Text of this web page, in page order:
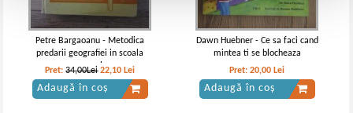
Petre Bargaoanu - Metodica
predarii geografiei in scoala
generala
Pret:34,00Lei 22,10 Lei
Adaugă în coș
Dawn Huebner - Ce sa faci cand
mintea ti se blocheaza
Pret:20,00 Lei
Adaugă în coș